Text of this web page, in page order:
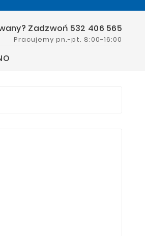
Zadzwoń 532 406 565
Pracujemy pn.-pt. 8:00-16:00